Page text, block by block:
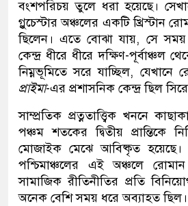
বংশপরিচয় তুলে ধরা হয়েছে।
গ্লুচেস্টার অঞ্চলের একটি খ্রিস্টান
ছিলেন। এতে বোঝা যায়, সে সময়
কেন্দ্র ধীরে ধীরে দক্ষিণ-পূর্বাঞ্চল
নিম্নভূমিতে সরে যাচ্ছিল, যেখানে
প্রাইমা-এর প্রশাসনিক কেন্দ্র ছিল
সাম্প্রতিক প্রত্নতাত্ত্বিক খননে
পঞ্চম শতকের দ্বিতীয় প্রান্তিকে
মোজাইক মেঝে আবিষ্কৃত হয়েছে।
পশ্চিমাঞ্চলের এই অঞ্চলে
সামাজিক রীতিনীতির প্রতি
অনেক বেশি সময় ধরে অব্যাহত ছিল।